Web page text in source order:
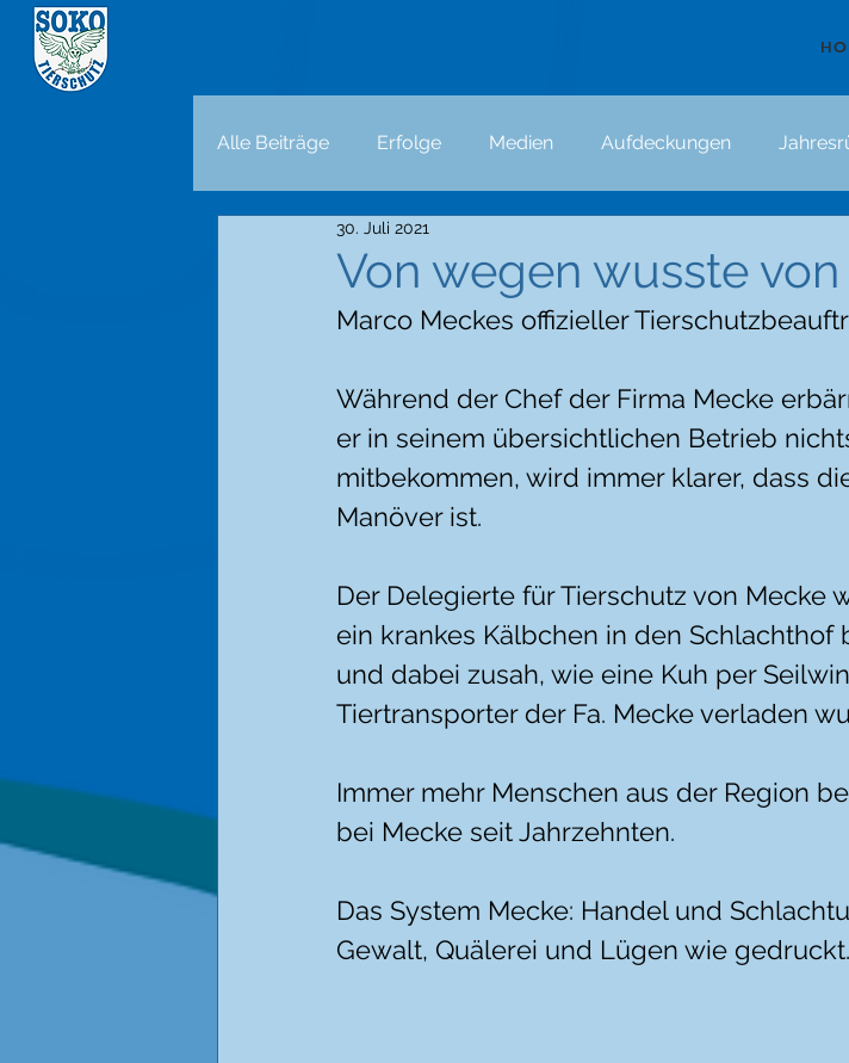
Alle Beiträge Erfolge Medien Aufdeckungen
Von wegen wusste
30. Juli 2021
Marco Meckes offizieller
Während der Chef der Firma Mecke
er in seinem übersichtlichen Betrieb
mitbekommen, wird immer klarer, dass
Manöver ist.
Der Delegierte für Tierschutz von Mecke
ein krankes Kälbchen in den
und dabei zusah, wie eine Kuh per
Tiertransporter der Fa. Mecke verladen
Immer mehr Menschen aus der Region
bei Mecke seit Jahrzehnten.
Das System Mecke: Handel und
Gewalt, Quälerei und Lügen wie gedruckt.